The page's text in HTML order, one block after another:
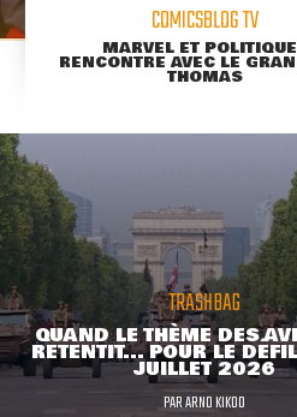
COMICSBLOG TV
MARVEL ET
RENCONTRE AVEC LE
THOMAS
TRASHBAG
QUAND LE THÈME DES
RETENTIT... POUR LE
JUILLET 2026
PARARNO KIKOO